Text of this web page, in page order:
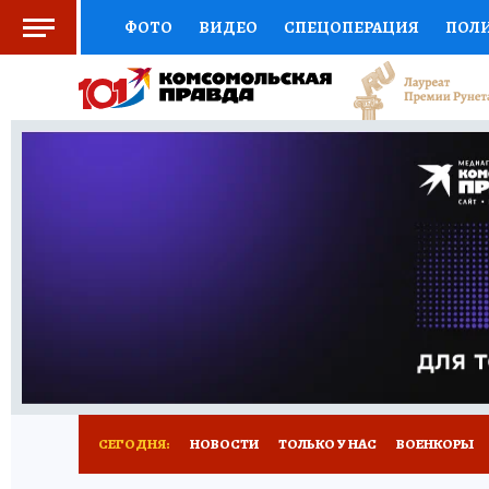
ФОТО ВИДЕО СПЕЦОПЕРАЦИЯ
СОЦПОДДЕРЖКА НАУКА СПОРТ
ВЫБОР ЭКСПЕРТОВ ДОКТОР
ПРОГНОЗЫ НА СПОРТ
НОВОЕ
СЕГОДНЯ: НОВОСТИ ТОЛЬКО У НАС ВОЕНКОРЫ